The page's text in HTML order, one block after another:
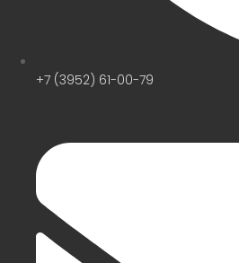
+7 (3952) 61-00-79